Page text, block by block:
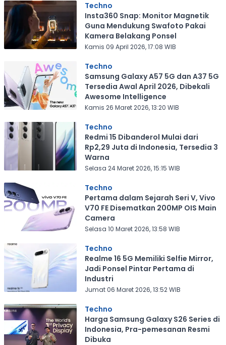
Techno
Insta360 Snap: Monitor Magnetik
Guna Mendukung Swafoto Pakai
Kamera Belakang Ponsel
Kamis 09 April 2026, 17:08 WIB
Techno
Samsung Galaxy A57 5G dan A37 5G
Tersedia Awal April 2026, Dibekali
Awesome Intelligence
Kamis 26 Maret 2026, 13:20 WIB
Techno
Redmi 15 Dibanderol Mulai dari
Rp2,29 Juta di Indonesia, Tersedia 3
Warna
Selasa 24 Maret 2026, 15:15 WIB
Techno
Pertama dalam Sejarah Seri V, Vivo
V70 FE Disematkan 200MP OIS Main
Camera
Selasa 10 Maret 2026, 13:58 WIB
Techno
Realme 16 5G Memiliki Selfie Mirror,
Jadi Ponsel Pintar Pertama di
Industri
Jumat 06 Maret 2026, 13:52 WIB
Techno
Harga Samsung Galaxy S26 Series di
Indonesia, Pra-pemesanan Resmi
Dibuka